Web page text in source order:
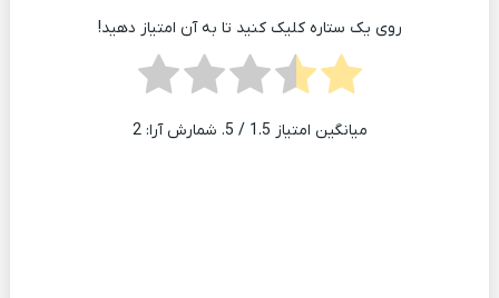
روی یک ستاره کلیک کنید تا به آن امتیاز دهید!
میانگین امتیاز 1.5 / 5. شمارش آرا: 2